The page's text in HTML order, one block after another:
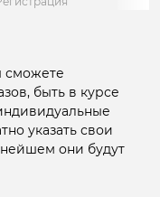
сможете
быть в курсе
указать свои
они будут